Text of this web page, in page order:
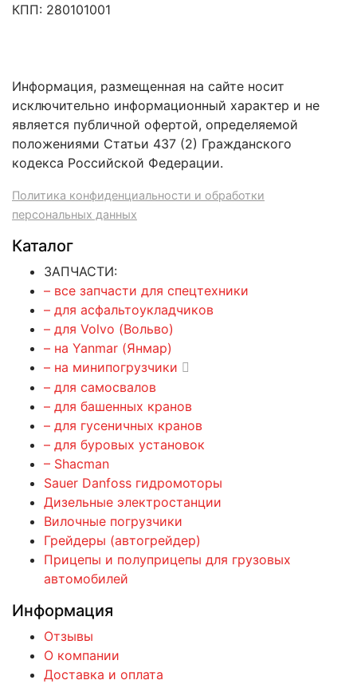
КПП: 280101001
Информация, размещенная на сайте носит
исключительно информационный характер и не
является публичной офертой, определяемой
положениями Статьи 437 (2) Гражданского
кодекса Российской Федерации.
Политика конфиденциальности и обработки
персональных данных
Каталог
ЗАПЧАСТИ:
– все запчасти для спецтехники
– для асфальтоукладчиков
– для Volvo (Вольво)
– на Yanmar (Янмар)
– на минипогрузчики
– для самосвалов
– для башенных кранов
– для гусеничных кранов
– для буровых установок
– Shacman
Sauer Danfoss гидромоторы
Дизельные электростанции
Вилочные погрузчики
Грейдеры (автогрейдер)
Прицепы и полуприцепы для грузовых
автомобилей
Информация
Отзывы
О компании
Доставка и оплата